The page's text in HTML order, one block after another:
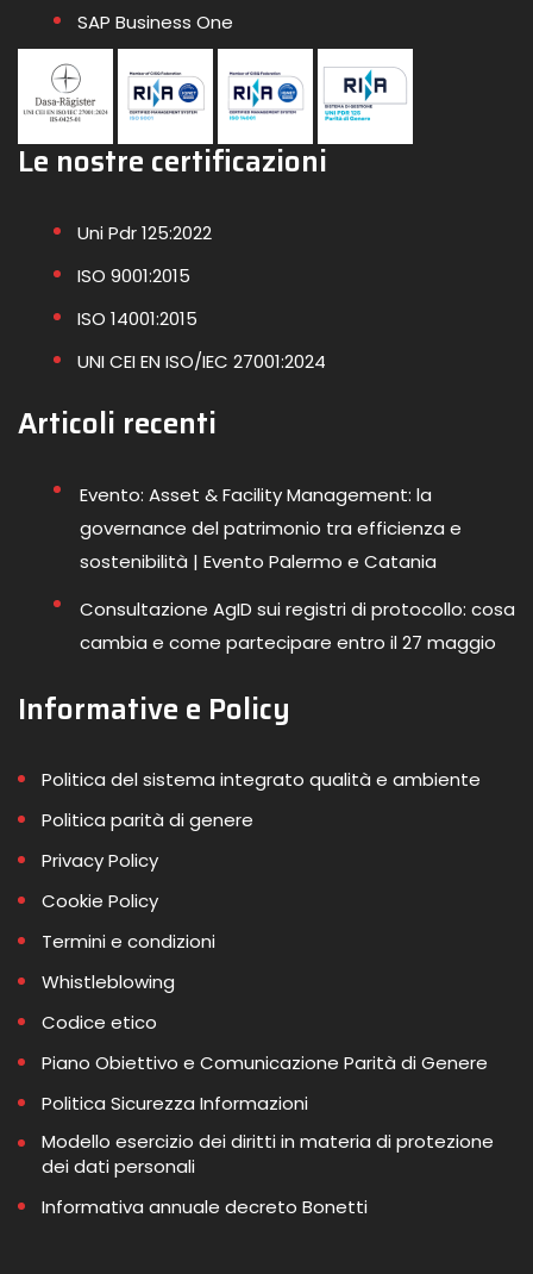
SAP Business One
Le nostre certificazioni
Uni Pdr 125:2022
ISO 9001:2015
ISO 14001:2015
UNI CEI EN ISO/IEC 27001:2024
Articoli recenti
Evento: Asset & Facility Management: la
governance del patrimonio tra efficienza e
sostenibilità | Evento Palermo e Catania
Consultazione AgID sui registri di protocollo: cosa
cambia e come partecipare entro il 27 maggio
Informative e Policy
Politica del sistema integrato qualità e ambiente
Politica parità di genere
Privacy Policy
Cookie Policy
Termini e condizioni
Whistleblowing
Codice etico
Piano Obiettivo e Comunicazione Parità di Genere
Politica Sicurezza Informazioni
Modello esercizio dei diritti in materia di protezione
dei dati personali
Informativa annuale decreto Bonetti